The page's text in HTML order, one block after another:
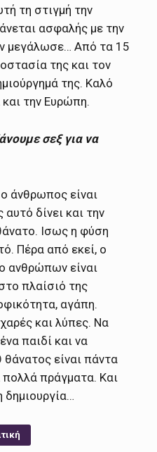
τη στιγμή την
ασφαλής με την
μεγάλωσε… Από τα 15
της και τον
της. Καλό
και την Ευρώπη.
σεξ για να
άνθρωπος είναι
δίνει και την
Ισως η φύση
Πέρα από εκεί, ο
ανθρώπων είναι
πλαίσιό της
αγάπη.
και λύπες. Να
παιδί και να
είναι πάντα
πράγματα. Και
δημιουργία…